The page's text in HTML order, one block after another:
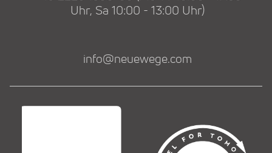
Uhr, Sa 10:00 - 13:00 Uhr)
info@neuewege.com